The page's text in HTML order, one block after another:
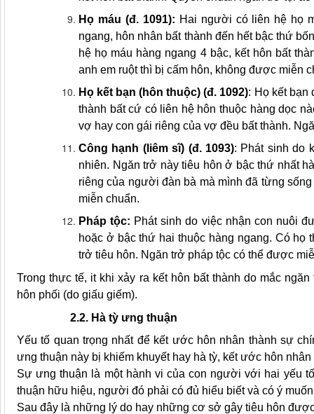
Họ máu (đ. 1091): Hai người có liên hệ họ
ngang, hôn nhân bất thành đến hết bậc thứ
hệ họ máu hàng ngang 4 bậc, kết hôn bất
anh em ruột thì bị cấm hôn, không được miễn
Họ kết bạn (hôn thuộc) (đ. 1092): Họ kết bạn
thành bất cứ có liên hệ hôn thuộc hàng dọc
vợ hay con gái riêng của vợ đều bất thành.
Công hạnh (liêm sĩ) (đ. 1093): Phát sinh do
nhiên. Ngăn trở này tiêu hôn ở bậc thứ nhất
riêng của người đàn bà mà mình đã từng
miễn chuẩn.
Pháp tộc: Phát sinh do việc nhận con nuôi
hoặc ở bậc thứ hai thuộc hàng ngang. Có họ
trở tiêu hôn. Ngăn trở pháp tộc có thể được
Trong thực tế, itkhi xảy ra kết hôn bất thành do mắc
hôn phối (do giấu giếm).
2.2. Hà tỳ ưng thuận
Yếu tố quan trọng nhất để kết ước hôn nhân thành sự
ưng thuận này bị khiếm khuyết hay hà tỳ, kết ước hôn nhân
Sự ưng thuận là một hành vi của con người với hai yếu
thuận hữu hiệu, người đó phải có đủ hiểu biết và có ý
Sau đây là những lý do hay những cơ sở gây tiêu hôn